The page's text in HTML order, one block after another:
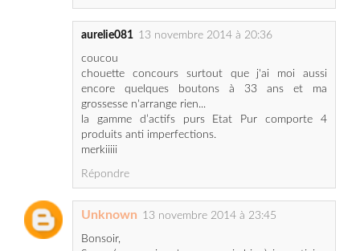
coucou
chouette concours surtout que j'ai moi aussi
encore quelques boutons à 33 ans et ma
la gamme d’actifs purs Etat Pur comporte 4
produits anti imperfections.
Répondre
Bonsoir,
Super (ou pas je m'en passerais bien) je participe
depuis quelques temps je suis en pleine guerre
des boutons j'ai l'impression de faire ma puberté
en retard et c'est loin de me réjouir :/